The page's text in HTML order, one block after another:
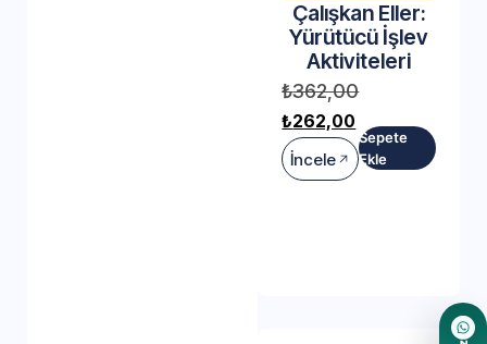
Çalışkan Eller:
Yürütücü İşlev
Aktiviteleri
₺362,00
₺262,00
İncele
Sepete
Ekle